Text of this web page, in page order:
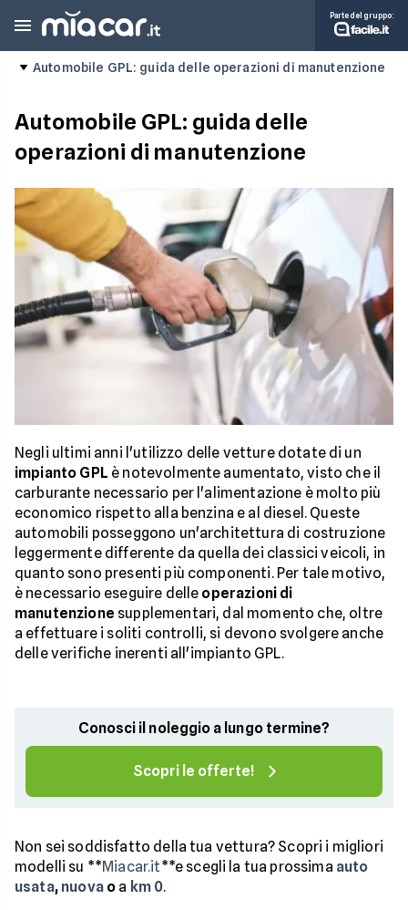
Parte del gruppo:
Automobile GPL: guida delle operazioni di manutenzione
Automobile GPL: guida delle
operazioni di manutenzione
Negli ultimi anni l'utilizzo delle vetture dotate di un
impianto GPL è notevolmente aumentato, visto che il
carburante necessario per l'alimentazione è molto più
economico rispetto alla benzina e al diesel. Queste
automobili posseggono un'architettura di costruzione
leggermente differente da quella dei classici veicoli, in
quanto sono presenti più componenti. Per tale motivo,
è necessario eseguire delle operazioni di
manutenzione supplementari, dal momento che, oltre
a effettuare i soliti controlli, si devono svolgere anche
delle verifiche inerenti all'impianto GPL.
Conosci il noleggio a lungo termine?
Scopri le offerte!
Non sei soddisfatto della tua vettura? Scopri i migliori
modelli su **Miacar.it**e scegli la tua prossima auto
usata, nuovao a km 0.